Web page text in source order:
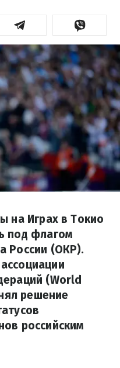
на Играх в Токио
под флагом
России (ОКР).
(World
решение
российским